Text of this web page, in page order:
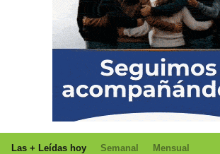
Las + Leídas hoy Semanal Mensual